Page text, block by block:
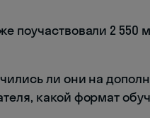
поучаствовали 2
ли они на
какой формат